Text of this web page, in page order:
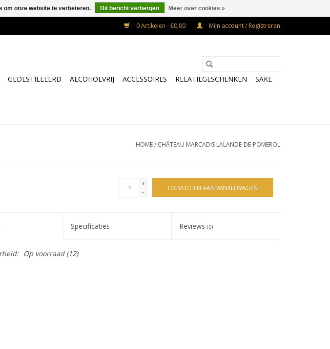
0 Artikelen - €0,00 Mijn account / Registreren
GEDESTILLEERD ALCOHOLVRIJ ACCESSOIRES RELATIEGESCHENKEN
SAKE
HOME/ CHÂTEAU MARCADIS LALANDE-DE-POMEROL
+
-
TOEVOEGEN AAN WINKELWAGEN
Specificaties Reviews(0)
Op voorraad(12)
om onze website te verbeteren. Dit bericht verbergen Meer over cookies »